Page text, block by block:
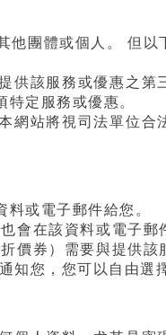
團體或個人。 但
該服務或優惠之第
定服務或優惠。
網站將視司法單位
或電子郵件給您。
會在該資料或電子
價券）需要與提供
您，您可以自由選